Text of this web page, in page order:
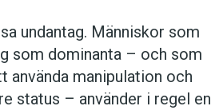
undantag. Människor som
som dominanta – och som
använda manipulation och
status – använder i regel en